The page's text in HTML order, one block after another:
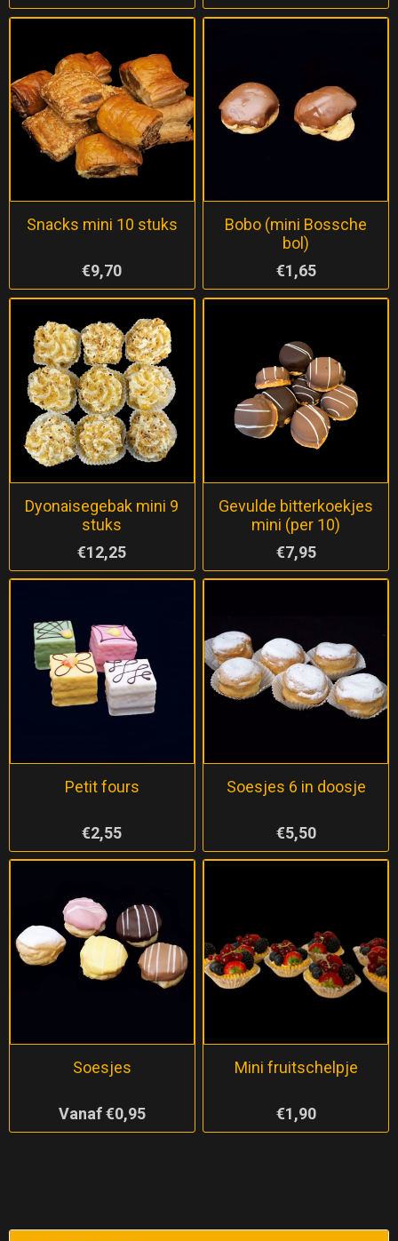
Snacks mini 10 stuks
€9,70
Bobo (mini Bossche
bol)
€1,65
Dyonaisegebak mini 9
stuks
€12,25
Gevulde bitterkoekjes
mini (per 10)
€7,95
Petit fours
€2,55
Soesjes 6 in doosje
€5,50
Soesjes
Vanaf €0,95
Mini fruitschelpje
€1,90